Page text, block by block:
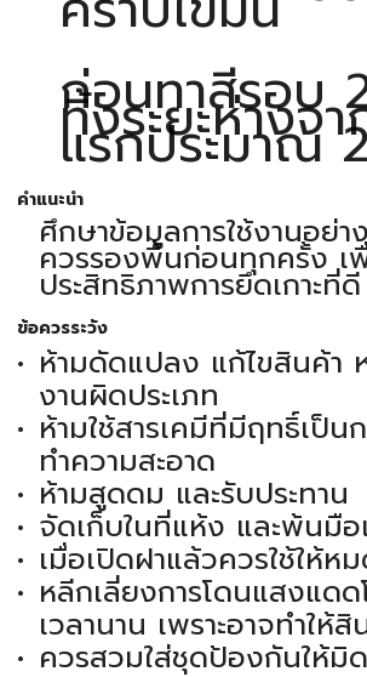
ก่อนทาสีรอบ
ทิ้งระยะห่างจ
แรกประมาณ
คำแนะนำ
ศึกษาข้อมูลการใช้งานอย่า
ควรรองพื้นก่อนทุกครั้ง เ
ประสิทธิภาพการยึดเกาะที่ดี
ข้อควรระวัง
ห้ามดัดแปลง แก้ไขสินค้า
งานผิดประเภท
ห้ามใช้สารเคมีที่มีฤทธิ์เป็น
ทำความสะอาด
ห้ามสูดดม และรับประทาน
จัดเก็บในที่แห้ง และพ้นมือ
เมื่อเปิดฝาแล้วควรใช้ให้ห
หลีกเลี่ยงการโดนแสงแด
เวลานาน เพราะอาจทำให้
ควรสวมใส่ชุดป้องกันให้